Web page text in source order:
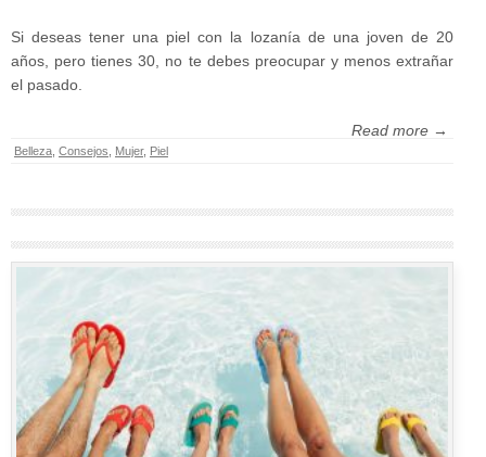
Si deseas tener una piel con la lozanía de una joven de 20
años, pero tienes 30, no te debes preocupar y menos extrañar
el pasado.
Read more →
Belleza Consejos Mujer, Piel